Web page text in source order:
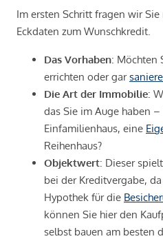
Im ersten Schritt fragen wir
Eckdaten zum Wunschkredit.
Das Vorhaben: Möchten
errichten oder gar
Die Art der Immobilie:
das Sie im Auge haben –
Einfamilienhaus, eine
Reihenhaus?
Objektwert: Dieser
bei der Kreditvergabe,
Hypothek für die
können Sie hier den
selbst bauen am besten